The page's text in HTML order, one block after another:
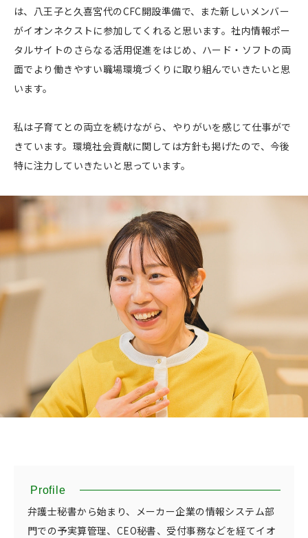
は、八王子と久喜宮代のCFC開設準備で、また新しいメンバー
がイオンネクストに参加してくれると思います。社内情報ポー
タルサイトのさらなる活用促進をはじめ、ハード・ソフトの両
面でより働きやすい職場環境づくりに取り組んでいきたいと思
います。
私は子育てとの両立を続けながら、やりがいを感じて仕事がで
きています。環境社会貢献に関しては方針も掲げたので、今後
特に注力していきたいと思っています。
Profile
弁護士秘書から始まり、メーカー企業の情報システム部
門での予実算管理、CEO秘書、受付事務などを経てイオ